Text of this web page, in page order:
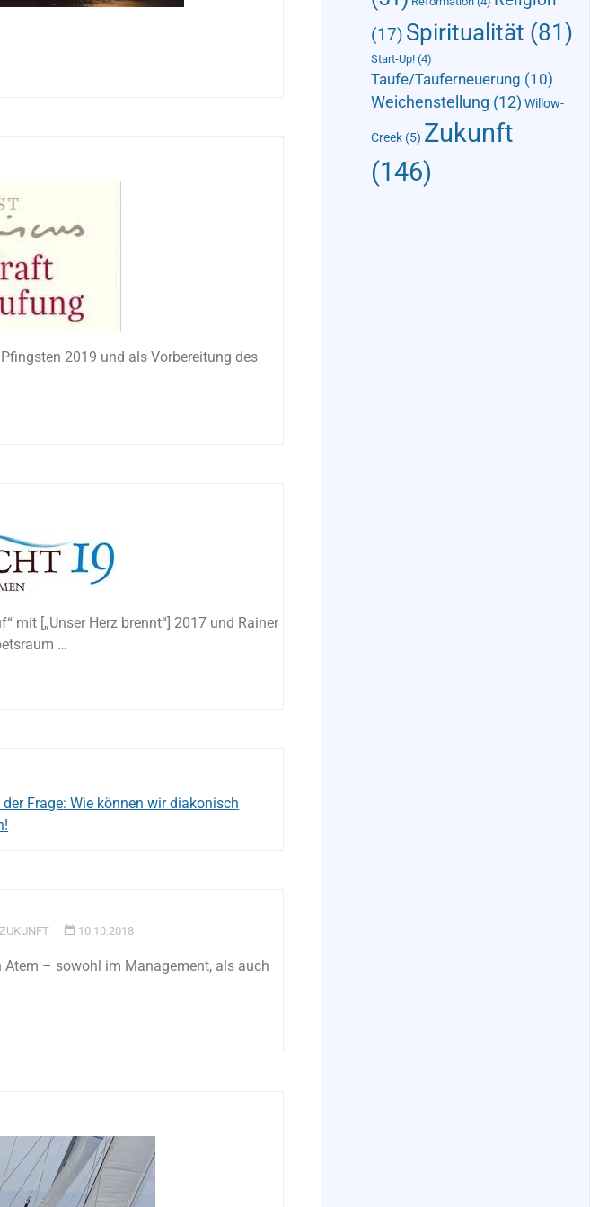
2019 und als Vorbereitung des
mit [„Unser Herz brennt“] 2017 und Rainer
…
Frage: Wie können wir diakonisch
ZUKUNFT 10.10.2018
Atem – sowohl im Management, als auch
(17) Spiritualität (81)
Start-Up!(4)
Taufe/Tauferneuerung (10)
Weichenstellung (12) Willow-
Creek(5) Zukunft
(146)